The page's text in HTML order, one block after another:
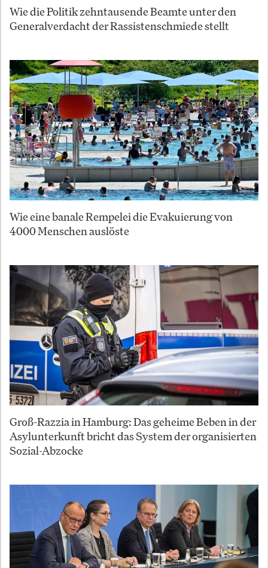
Wie die Politik zehntausende Beamte unter den
Generalverdacht der Rassistenschmiede stellt
Wie eine banale Rempelei die Evakuierung von
4000 Menschen auslöste
Groß-Razzia in Hamburg: Das geheime Beben in der
Asylunterkunft bricht das System der organisierten
Sozial-Abzocke